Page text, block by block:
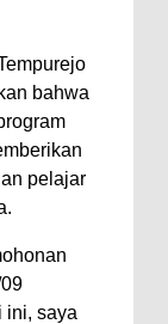
bahwa
pelajar
ini, saya